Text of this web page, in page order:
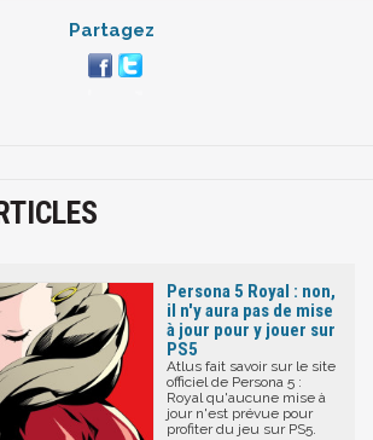
Partagez
Persona 5 Royal : non,
il n'y aura pas de mise
à jour pour y jouer sur
PS5
Atlus fait savoir sur le site
officiel de Persona 5 :
Royal qu'aucune mise à
jour n'est prévue pour
profiter du jeu sur PS5.